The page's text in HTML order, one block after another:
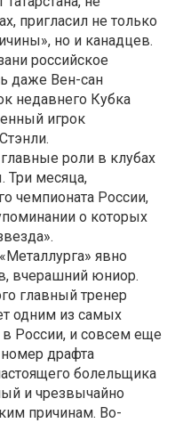
пригласил не только
но и канадцев.
российское
даже Вен-сан
недавнего Кубка
игрок
роли в клубах
Три месяца,
чемпионата России,
о которых
явно
вчерашний юниор.
главный тренер
одним из самых
России, и совсем еще
драфта
болельщика
и чрезвычайно
причинам. Во-